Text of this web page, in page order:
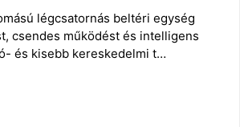
légcsatornás beltéri egység
csendes működést és intelligens
és kisebb kereskedelmi t…